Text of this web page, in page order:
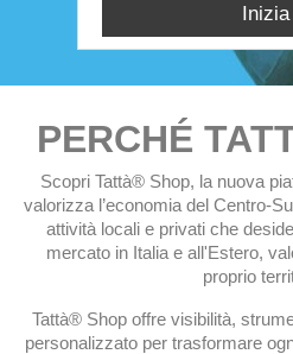
Inizia
PERCHÉ
Scopri Tattà® Shop, la nuova
valorizza l’economia del Centro-
attività locali e privati che
mercato in Italia e all'Estero,
proprio
Tattà® Shop offre visibilità,
personalizzato per trasformare